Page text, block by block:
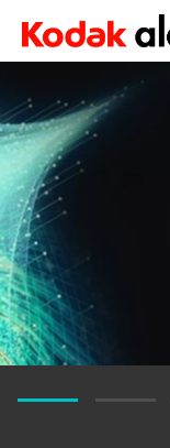
Skip to main content